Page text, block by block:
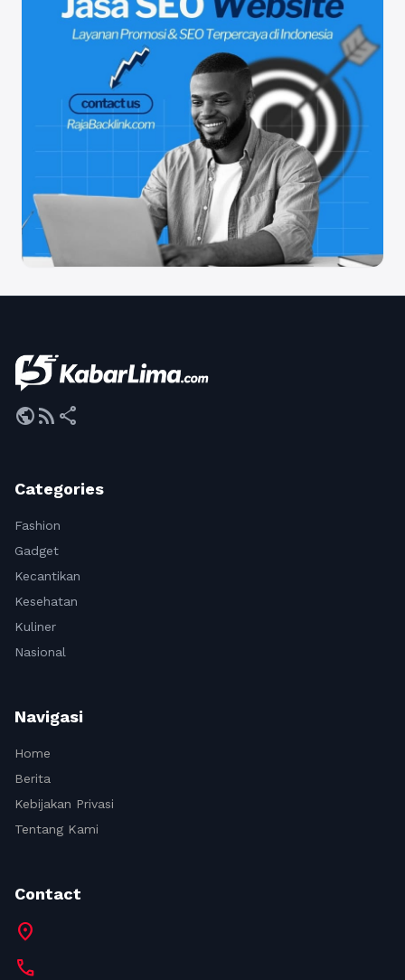
publicrss_feed share
Categories
Fashion
Gadget
Kecantikan
Kesehatan
Kuliner
Nasional
Navigasi
Home
Berita
Kebijakan Privasi
Tentang Kami
Contact
location_on
call